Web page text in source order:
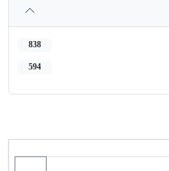
838
594